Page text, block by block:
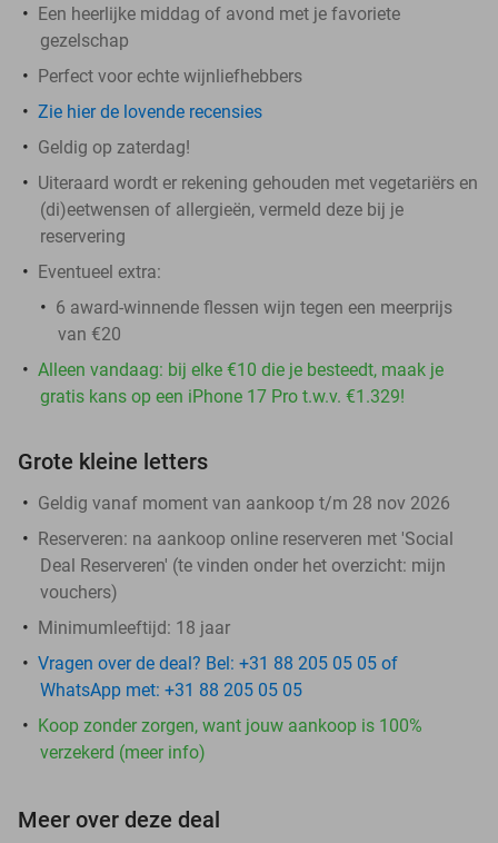
Een heerlijke middag of avond met je favoriete
gezelschap
Perfect voor echte wijnliefhebbers
Zie hier de lovende recensies
Geldig op zaterdag!
Uiteraard wordt er rekening gehouden met vegetariërs en
(di)eetwensen of allergieën, vermeld deze bij je
reservering
Eventueel extra:
6 award-winnende flessen wijn tegen een meerprijs
van €20
Alleen vandaag: bij elke €10 die je besteedt, maak je
gratis kans op een iPhone 17 Pro t.w.v. €1.329!
Grote kleine letters
Geldig vanaf moment van aankoop t/m 28 nov 2026
Reserveren: na aankoop online reserveren met 'Social
Deal Reserveren' (te vinden onder het overzicht: mijn
vouchers)
Minimumleeftijd: 18 jaar
Vragen over de deal? Bel: +31 88 205 05 05 of
WhatsApp met: +31 88 205 05 05
Koop zonder zorgen, want jouw aankoop is 100%
verzekerd (meer info)
Meer over deze deal